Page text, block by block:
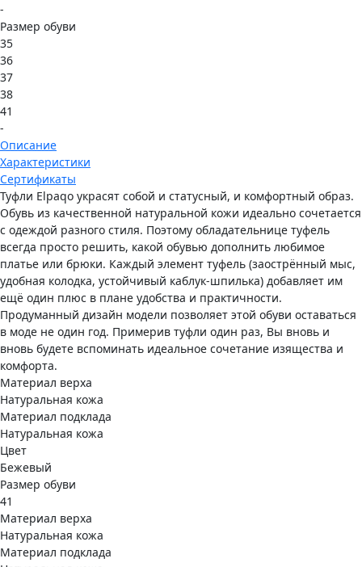
-
Размер обуви
35
36
37
38
41
-
Описание
Характеристики
Сертификаты
Туфли Elpaqo украсят собой и статусный, и комфортный образ.
Обувь из качественной натуральной кожи идеально сочетается
с одеждой разного стиля. Поэтому обладательнице туфель
всегда просто решить, какой обувью дополнить любимое
платье или брюки. Каждый элемент туфель (заострённый мыс,
удобная колодка, устойчивый каблук-шпилька) добавляет им
ещё один плюс в плане удобства и практичности.
Продуманный дизайн модели позволяет этой обуви оставаться
в моде не один год. Примерив туфли один раз, Вы вновь и
вновь будете вспоминать идеальное сочетание изящества и
комфорта.
Материал верха
Натуральная кожа
Материал подклада
Натуральная кожа
Цвет
Бежевый
Размер обуви
41
Материал верха
Натуральная кожа
Материал подклада